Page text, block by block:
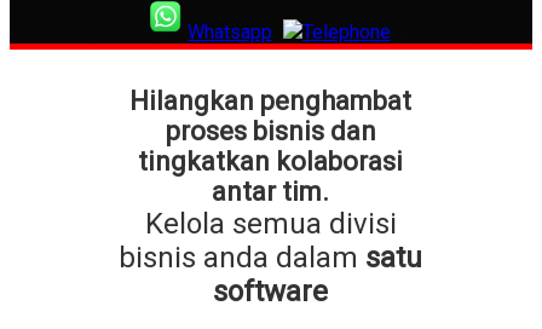
Whatsapp Telephone
Hilangkan penghambat
proses bisnis dan
tingkatkan kolaborasi
antar tim.
Kelola semua divisi
bisnis anda dalam satu
software